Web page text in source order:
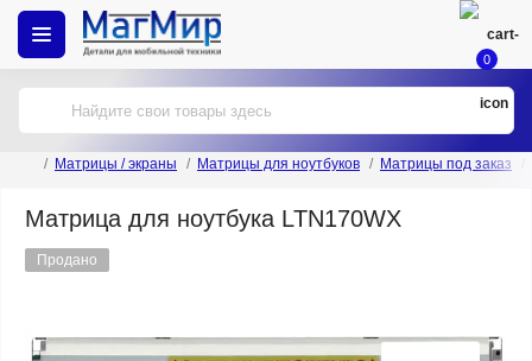
0
Матрицы / экраны Матрицы для ноутбуков Матрицы под заказ
Матрица для ноутбука LTN170WX
Продано